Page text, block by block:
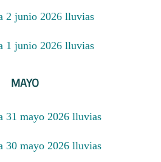
2 junio 2026 lluvias
1 junio 2026 lluvias
MAYO
31 mayo 2026 lluvias
30 mayo 2026 lluvias